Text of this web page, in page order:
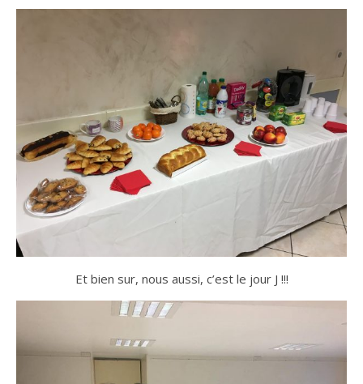
Et bien sur, nous aussi, c’est le jour J !!!